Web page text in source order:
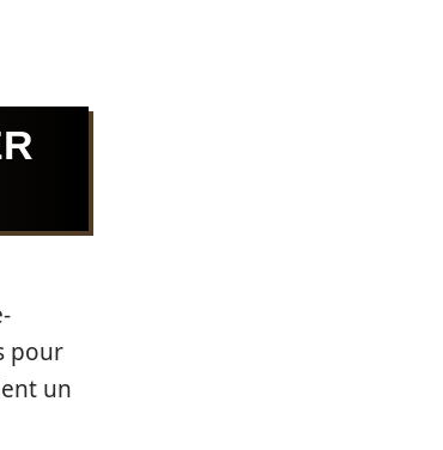
pour
un